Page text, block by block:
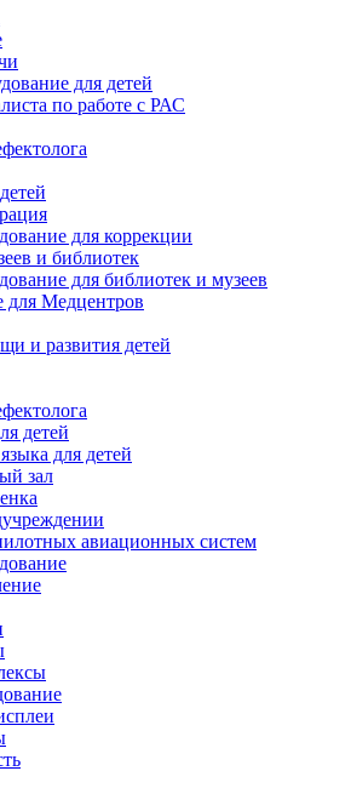
для детей
по работе с РАС
для коррекции
и библиотек
для библиотек и музеев
для Медцентров
и развития детей
детей
для детей
зал
авиационных систем